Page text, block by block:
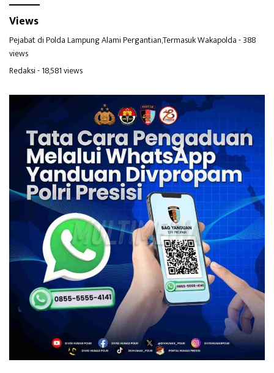
Views
Pejabat di Polda Lampung Alami Pergantian,Termasuk Wakapolda- 388
views
Redaksi- 18,581 views